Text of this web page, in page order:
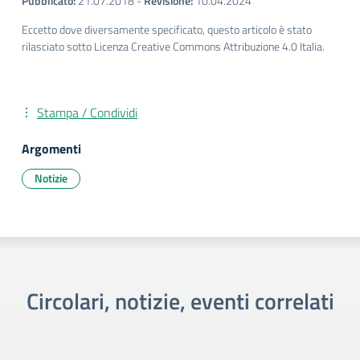
Eccetto dove diversamente specificato, questo articolo è stato
rilasciato sotto Licenza Creative Commons Attribuzione 4.0 Italia.
Stampa / Condividi
Argomenti
Notizie
Circolari, notizie, eventi correlati